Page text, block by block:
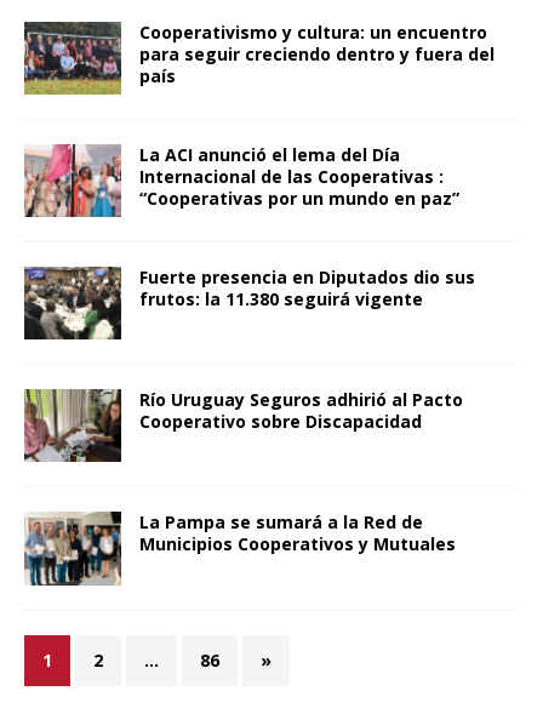
Cooperativismo y cultura: un encuentro
para seguir creciendo dentro y fuera del
país
La ACI anunció el lema del Día
Internacional de las Cooperativas :
“Cooperativas por un mundo en paz”
Fuerte presencia en Diputados dio sus
frutos: la 11.380 seguirá vigente
Río Uruguay Seguros adhirió al Pacto
Cooperativo sobre Discapacidad
La Pampa se sumará a la Red de
Municipios Cooperativos y Mutuales
1 2 … 86 »